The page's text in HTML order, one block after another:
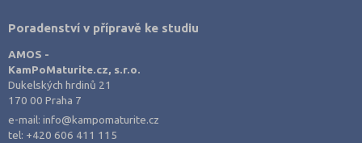
Poradenství v přípravě ke studiu
AMOS -
KamPoMaturite.cz, s.r.o.
Dukelských hrdinů 21
170 00 Praha 7
e-mail:info@kampomaturite.cz
tel: +420 606 411 115